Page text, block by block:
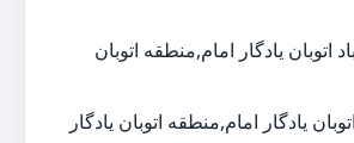
یادگار امام,منطقه اتوبان
یادگار امام,منطقه اتوبان یادگار